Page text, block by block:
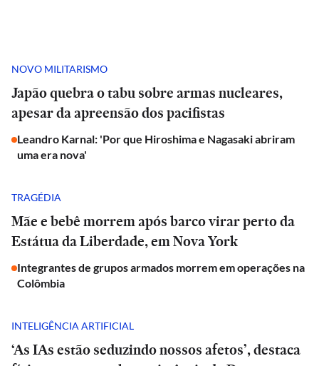
NOVO MILITARISMO
Japão quebra o tabu sobre armas nucleares,
apesar da apreensão dos pacifistas
Leandro Karnal: 'Por que Hiroshima e Nagasaki abriram
uma era nova'
TRAGÉDIA
Mãe e bebê morrem após barco virar perto da
Estátua da Liberdade, em Nova York
Integrantes de grupos armados morrem em operações na
Colômbia
INTELIGÊNCIA ARTIFICIAL
‘As IAs estão seduzindo nossos afetos’, destaca